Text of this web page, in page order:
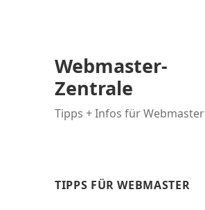
Webmaster-
Zentrale
Tipps + Infos für Webmaster
TIPPS FÜR WEBMASTER